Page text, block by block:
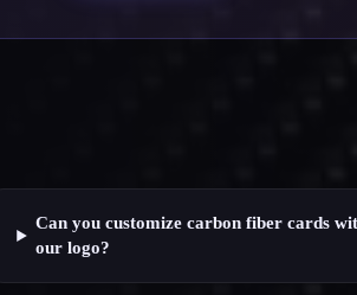
Can you customize carbon fiber cards
our logo?